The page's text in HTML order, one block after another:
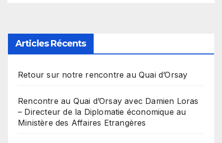
Articles Récents
Retour sur notre rencontre au Quai d’Orsay
Rencontre au Quai d’Orsay avec Damien Loras
– Directeur de la Diplomatie économique au
Ministère des Affaires Etrangères